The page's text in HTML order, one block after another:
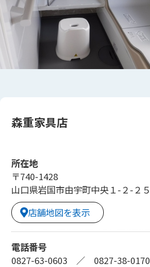
森重家具店
所在地
〒740-1428
山口県岩国市由宇町中央１-２-２５
店舗地図を表示
電話番号
0827-63-0603 ／ 0827-38-0170